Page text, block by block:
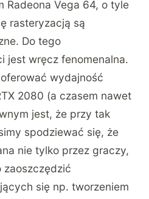
Radeona Vega 64, o tyle
rasteryzacją są
Do tego
jest wręcz fenomenalna.
wydajność
2080 (a czasem nawet
jest, że przy tak
spodziewać się, że
nie tylko przez graczy,
zaoszczędzić
się np. tworzeniem